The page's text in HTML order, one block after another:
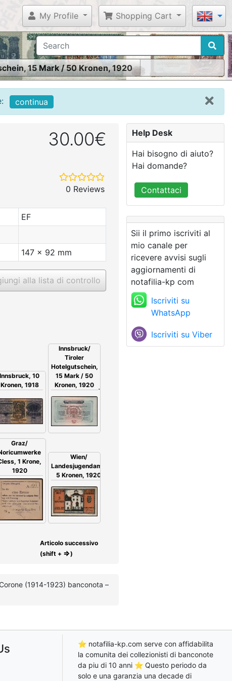
My Profile Shopping Cart
15 Mark / 50 Kronen, 1920
continua
30.00€
0 Reviews
EF
147 x 92 mm
alla lista di controllo
Innsbruck, 10
Kronen, 1918
Innsbruck/
Tiroler
Hotelgutschein,
15 Mark / 50
Kronen, 1920
Graz/
1 Krone,
1920
Wien/
Landesjugendamt,
5 Kronen, 1920
Articolo successivo
(shift + ⇒)
(1914-1923) banconota –
Help Desk
Hai bisogno di aiuto?
Hai domande?
Contattaci
Sii il primo iscriviti al
mio canale per
ricevere avvisi sugli
aggiornamenti di
notafilia-kp com
Iscriviti su
WhatsApp
Iscriviti su Viber
⭐ notafilia-kp.com serve con affidabilita
la comunita dei collezionisti di banconote
da piu di 10 anni ⭐ Questo periodo da
solo e una garanzia una decade di